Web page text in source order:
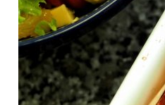
Alkupalat
säilöntä
Joulu